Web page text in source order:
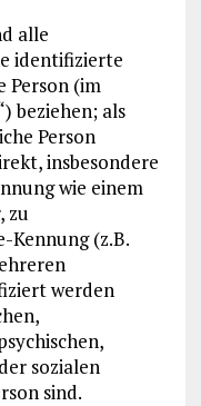
alle
identifizierte
Person (im
beziehen; als
Person
insbesondere
wie einem
zu
Kennung (z.B.
werden
sozialen
sind.